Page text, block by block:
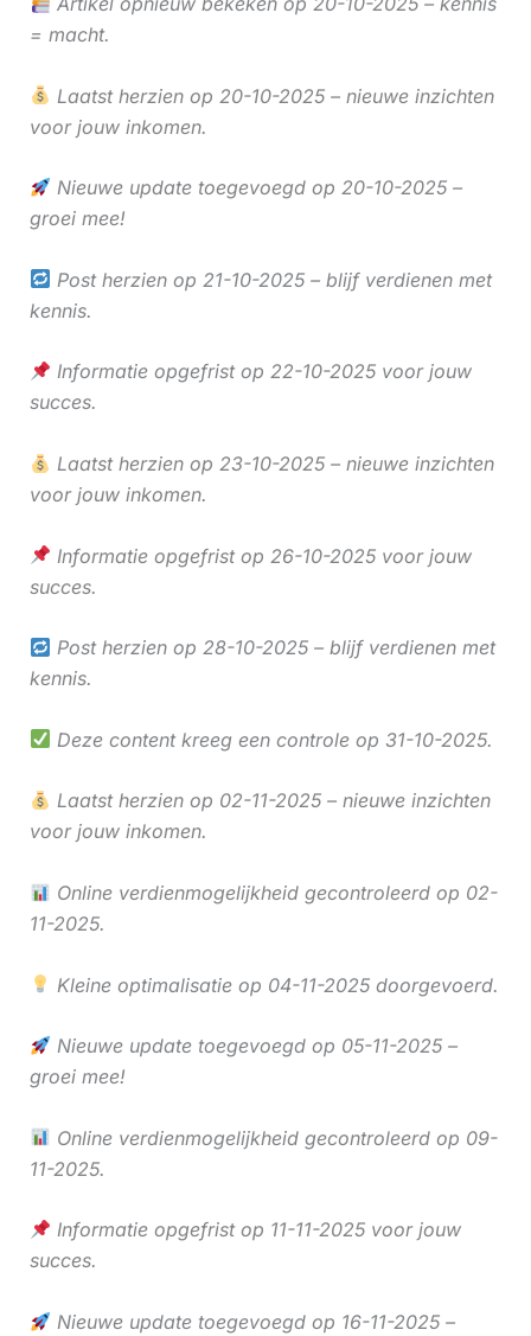
= macht.
Laatst herzien op 20-10-2025 – nieuwe inzichten
voor jouw inkomen.
Nieuwe update toegevoegd op 20-10-2025 –
groei mee!
Post herzien op 21-10-2025 – blijf verdienen met
kennis.
Informatie opgefrist op 22-10-2025 voor jouw
succes.
Laatst herzien op 23-10-2025 – nieuwe inzichten
voor jouw inkomen.
Informatie opgefrist op 26-10-2025 voor jouw
succes.
Post herzien op 28-10-2025 – blijf verdienen met
kennis.
Deze content kreeg een controle op 31-10-2025.
Laatst herzien op 02-11-2025 – nieuwe inzichten
voor jouw inkomen.
Online verdienmogelijkheid gecontroleerd op 02-
11-2025.
Kleine optimalisatie op 04-11-2025 doorgevoerd.
Nieuwe update toegevoegd op 05-11-2025 –
groei mee!
Online verdienmogelijkheid gecontroleerd op 09-
11-2025.
Informatie opgefrist op 11-11-2025 voor jouw
succes.
Nieuwe update toegevoegd op 16-11-2025 –